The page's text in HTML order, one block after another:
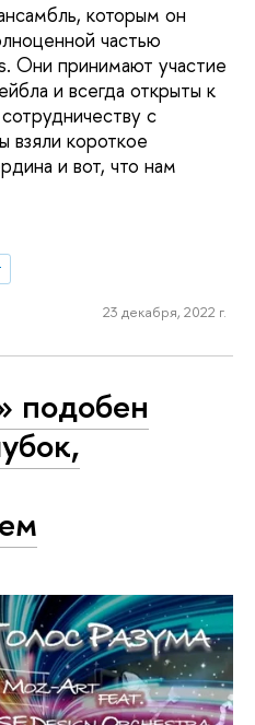
которым он
частью
Они принимают участие
и всегда открыты к
с
короткое
и вот, что нам
23 декабря, 2022 г.
подобен